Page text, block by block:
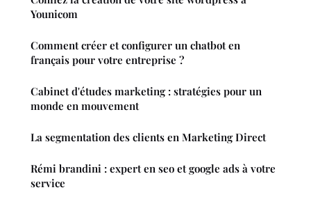
Younicom
Comment créer et configurer un chatbot en
français pour votre entreprise ?
Cabinet d'études marketing : stratégies pour un
monde en mouvement
La segmentation des clients en Marketing Direct
Rémi brandini : expert en seo et google ads à votre
service